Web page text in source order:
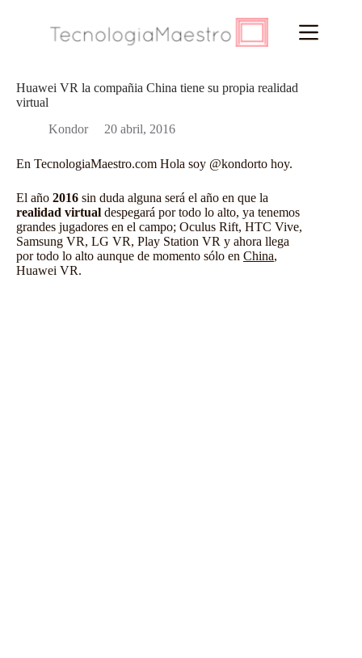
Huawei VR la compañia China tiene su propia realidad
virtual
Kondor
20 abril, 2016
En TecnologiaMaestro.com Hola soy @kondorto hoy.
El año 2016 sin duda alguna será el año en que la
realidad virtual despegará por todo lo alto, ya tenemos
grandes jugadores en el campo; Oculus Rift, HTC Vive,
Samsung VR, LG VR, Play Station VR y ahora llega
por todo lo alto aunque de momento sólo en China,
Huawei VR.